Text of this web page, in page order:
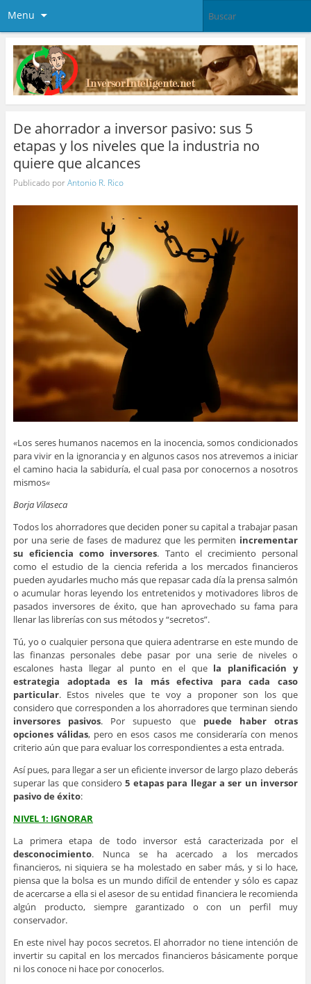
Menu
De ahorrador a inversor pasivo: sus 5
etapas y los niveles que la industria no
quiere que alcances
Publicado porAntonio R. Rico
«Los seres humanos nacemos en la inocencia, somos condicionados
para vivir en la ignorancia y en algunos casos nos atrevemos a iniciar
el camino hacia la sabiduría, el cual pasa por conocernos a nosotros
mismos«
Borja Vilaseca
Todos los ahorradores que deciden poner su capital a trabajar pasan
por una serie de fases de madurez que les permiten incrementar
su eficiencia como inversores. Tanto el crecimiento personal
como el estudio de la ciencia referida a los mercados financieros
pueden ayudarles mucho más que repasar cada día la prensa salmón
o acumular horas leyendo los entretenidos y motivadores libros de
pasados inversores de éxito, que han aprovechado su fama para
llenar las librerías con sus métodos y “secretos”.
Tú, yo o cualquier persona que quiera adentrarse en este mundo de
las finanzas personales debe pasar por una serie de niveles o
escalones hasta llegar al punto en el que la planificación y
estrategia adoptada es la más efectiva para cada caso
particular. Estos niveles que te voy a proponer son los que
considero que corresponden a los ahorradores que terminan siendo
inversores pasivos. Por supuesto que puede haber otras
opciones válidas, pero en esos casos me consideraría con menos
criterio aún que para evaluar los correspondientes a esta entrada.
Así pues, para llegar a ser un eficiente inversor de largo plazo deberás
superar las que considero5 etapas para llegar a ser un inversor
pasivo de éxito:
NIVEL 1: IGNORAR
La primera etapa de todo inversor está caracterizada por el
desconocimiento. Nunca se ha acercado a los mercados
financieros, ni siquiera se ha molestado en saber más, y si lo hace,
piensa que la bolsa es un mundo difícil de entender y sólo es capaz
de acercarse a ella si el asesor de su entidad financiera le recomienda
algún producto, siempre garantizado o con un perfil muy
conservador.
En este nivel hay pocos secretos. El ahorrador no tiene intención de
invertir su capital en los mercados financieros básicamente porque
ni los conoce ni hace por conocerlos.